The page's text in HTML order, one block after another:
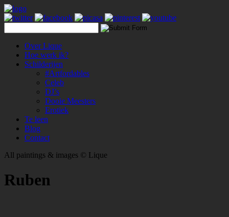
Over Lique
Hoe werk ik?
Schilderijen
#Artfordables
Celeb
DJ’s
Dooie Meesters
Erotiek
Te leen
Blog
Contact
All paintings & images © Lique
Ruben